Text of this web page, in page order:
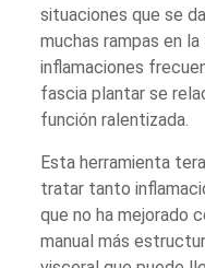
situaciones que se
muchas rampas en
inflamaciones
fascia plantar se
función ralentizada.
Esta herramienta
tratar tanto
que no ha mejorado
manual más